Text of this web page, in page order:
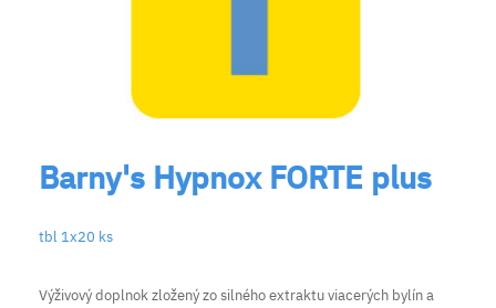
Barny's Hypnox FORTE plus
tbl 1x20 ks
Výživový doplnok zložený zo silného extraktu viacerých bylín a